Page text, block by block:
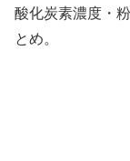
酸化炭素濃度・
とめ。